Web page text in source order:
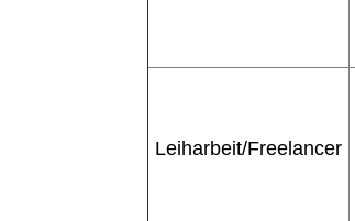
Leiharbeit/Freelancer